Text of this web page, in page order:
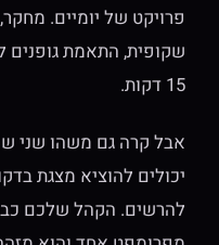
פרויקט של יומיים.
15 דקות.
אבל קרה גם משהו שני
יכולים להוציא מצגת
להרשים. הקהל שלכם